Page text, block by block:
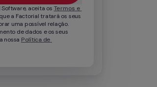
aceita os Termos e
a Factorial tratará os seus
uma possível relação.
de dados e os seus
nossa Política de